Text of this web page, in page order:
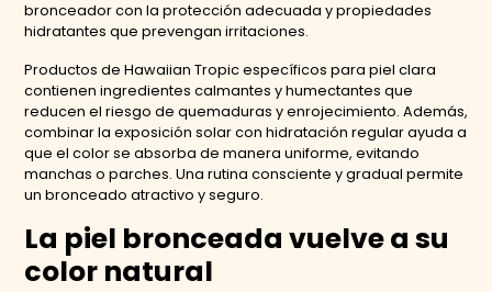
bronceador con la protección adecuada y propiedades
hidratantes que prevengan irritaciones.
Productos de Hawaiian Tropic específicos para piel clara
contienen ingredientes calmantes y humectantes que
reducen el riesgo de quemaduras y enrojecimiento. Además,
combinar la exposición solar con hidratación regular ayuda a
que el color se absorba de manera uniforme, evitando
manchas o parches. Una rutina consciente y gradual permite
un bronceado atractivo y seguro.
La piel bronceada vuelve a su
color natural